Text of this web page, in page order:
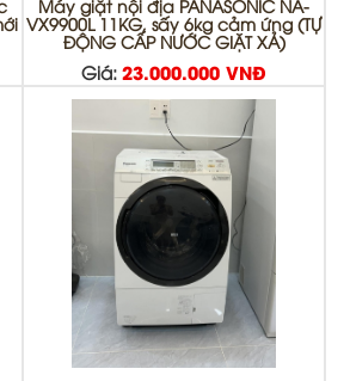
Máy giặt nội địa PANASONIC NA-
VX9900L 11KG, sấy 6kg cảm ứng (TỰ
ĐỘNG CẤP NƯỚC GIẶT XẢ)
Giá: 23.000.000 VNĐ